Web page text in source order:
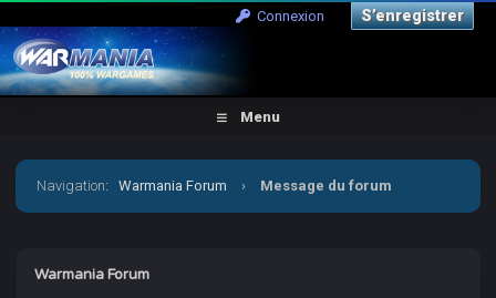
Connexion S’enregistrer
Menu
Navigation:Warmania Forum › Message du forum
Warmania Forum